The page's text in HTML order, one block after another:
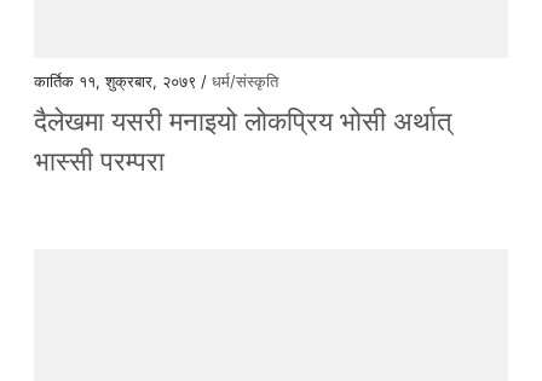
कार्तिक ११, शुक्रबार, २०७९ /धर्म/संस्कृति
दैलेखमा यसरी मनाइयो लोकप्रिय भोसी अर्थात्
भास्सी परम्परा